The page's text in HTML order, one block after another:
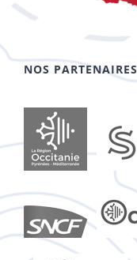
NOS PARTENAIRES